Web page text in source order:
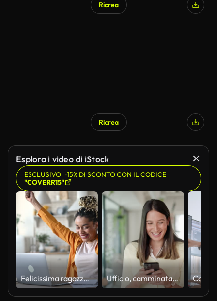
Ricrea
Ricrea
Esplora i video di iStock
ESCLUSIVO: -15% DI SCONTO CON IL CODICE
"COVERR15"
Felicissima ragazza afroamericana eccitata con dreadlocks, freelancer, manager che lavora da remoto a casa usando il laptop, guarda lo schermo con sorpresa, viso sorridente, gesticolando con le mani, ha ottenuto un lavoro da sogno Ufficio, camminata e donna d'affari con telefono per la comunicazione, il networking e la chat online. Agenzia creativa, azienda e persona felice su smartphone per social media, sito web e digitazione messaggio